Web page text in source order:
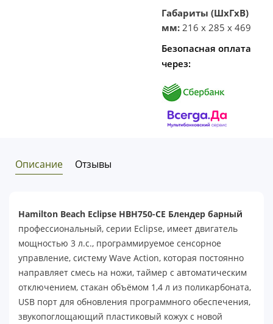
Габариты (ШхГхВ)
мм: 216 x 285 x 469
Безопасная оплата
через:
Описание Отзывы
Hamilton Beach Eclipse HBH750-CE Блендер барный
профессиональный, серии Eclipse, имеет двигатель
мощностью 3 л.с., программируемое сенсорное
управление, систему Wave Action, которая постоянно
направляет смесь на ножи, таймер с автоматическим
отключением, стакан объёмом 1,4 л из поликарбоната,
USB порт для обновления программного обеспечения,
звукопоглощающий пластиковый кожух с новой